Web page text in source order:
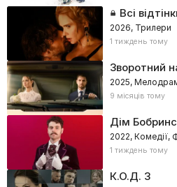
Всі
2026, Трилери
1 тиждень тому
Зворотний
2025,
9 місяців тому
Дім
2022, Комедії,
1 тиждень тому
К.О.Д. 3